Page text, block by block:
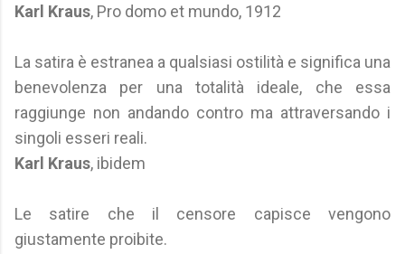
Karl Kraus, Pro domo et mundo, 1912
La satira è estranea a qualsiasi ostilità e significa una
benevolenza per una totalità ideale, che essa
raggiunge non andando contro ma attraversando i
singoli esseri reali.
Karl Kraus, ibidem
Le satire che il censore capisce vengono
giustamente proibite.